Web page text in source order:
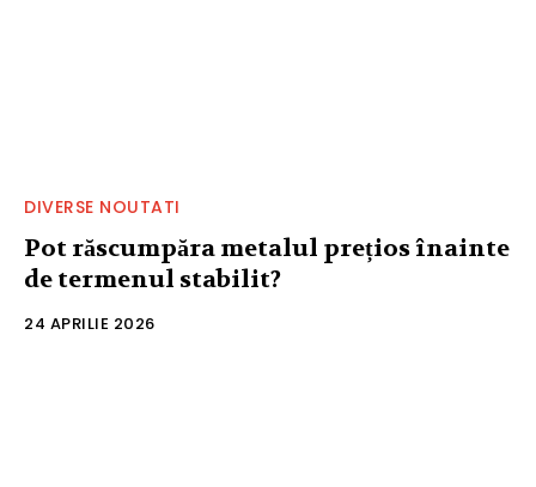
DIVERSE NOUTATI
Pot răscumpăra metalul prețios înainte
de termenul stabilit?
24 APRILIE 2026